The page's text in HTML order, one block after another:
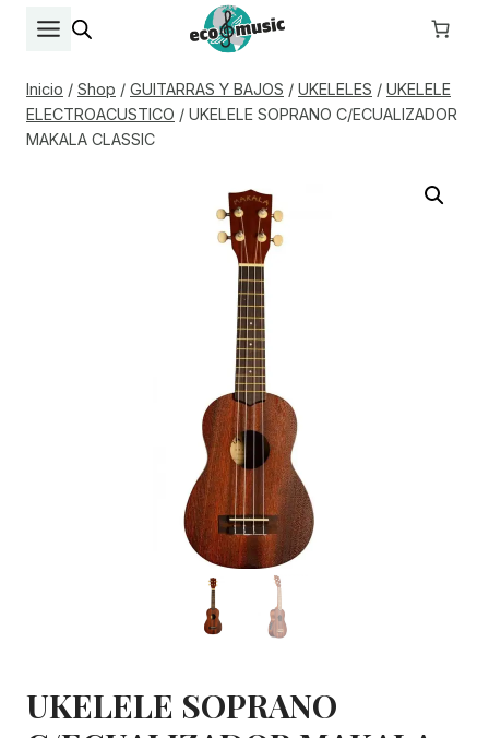
Inicio / Shop / GUITARRAS Y BAJOS / UKELELES / UKELELE
ELECTROACUSTICO / UKELELE SOPRANO C/ECUALIZADOR
MAKALA CLASSIC
UKELELE SOPRANO